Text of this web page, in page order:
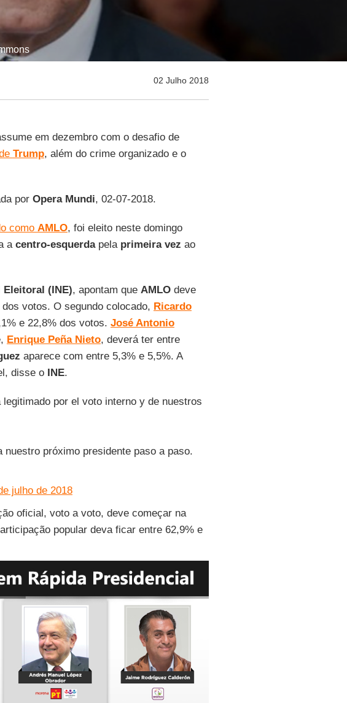
02 Julho 2018
em dezembro com o desafio de
Trump, além do crime organizado e o
porOpera Mundi, 02-07-2018.
como AMLO, foi eleito neste domingo
a centro-esquerdapela primeira vez ao
(INE), apontam que AMLOdeve
votos. O segundo colocado, Ricardo
e 22,8% dos votos. José Antonio
Enrique Peña Nieto, deverá ter entre
aparece com entre 5,3% e 5,5%. A
disse o INE.
legitimado por el voto interno y de nuestros
próximo presidente paso a paso.
julho de 2018
oficial, voto a voto, deve começar na
popular deva ficar entre 62,9% e